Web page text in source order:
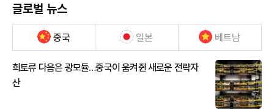
글로벌 뉴스
중국 일본 베트남
희토류 다음은 광모듈…중국이 움켜쥔 새로운 전략자
산